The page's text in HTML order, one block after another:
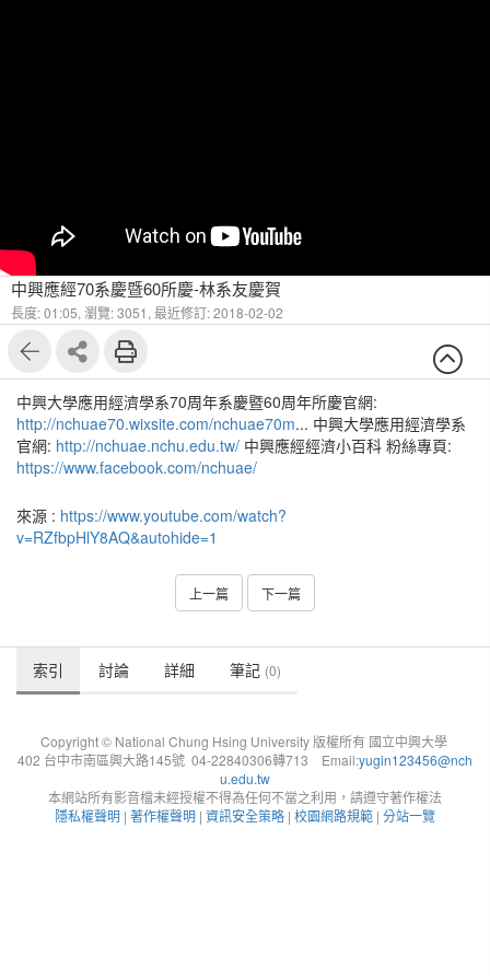
中興應經70系慶暨60所慶-林系友慶賀
長度: 01:05, 瀏覽: 3051, 最近修訂: 2018-02-02
中興大學應用經濟學系70周年系慶暨60周年所慶官網:
http://nchuae70.wixsite.com/nchuae70m... 中興大學應用經濟學系
官網: http://nchuae.nchu.edu.tw/ 中興應經經濟小百科 粉絲專頁:
https://www.facebook.com/nchuae/
來源 : https://www.youtube.com/watch?
v=RZfbpHlY8AQ&autohide=1
上一篇 下一篇
索引 討論 詳細 筆記 (0)
Copyright © National Chung Hsing University 版權所有 國立中興大學
402 台中市南區興大路145號 04-22840306轉713 Email:yugin123456@nch
u.edu.tw
本網站所有影音檔未經授權不得為任何不當之利用，請遵守著作權法
隱私權聲明 | 著作權聲明 | 資訊安全策略 | 校園網路規範 | 分站一覽